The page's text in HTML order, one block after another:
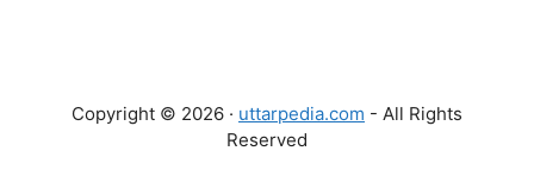
Copyright © 2026 · uttarpedia.com - All Rights
Reserved